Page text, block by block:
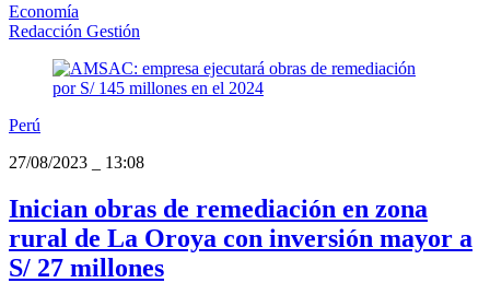
Economía
Redacción Gestión
Perú
27/08/2023
13:08
Inician obras de remediación en zona
rural de La Oroya con inversión mayor a
S/ 27 millones